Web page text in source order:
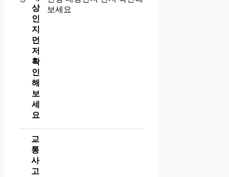
상
인
지
먼
저
확
인
해
보
세
요
교
통
사
고